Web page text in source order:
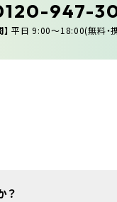
947-
平日 9:00〜18:00(無料・
？